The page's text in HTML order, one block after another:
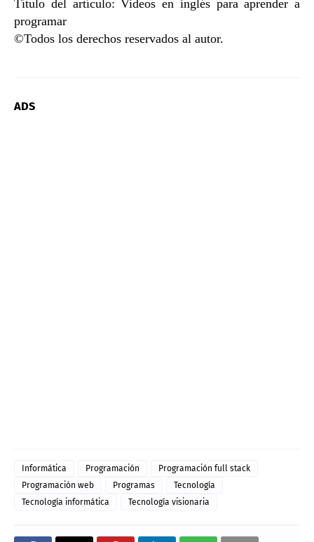
Título del artículo: Videos en inglés paraaprender a
programar
©Todos los derechos reservados al autor.
ADS
Informática Programación
Programación full stack
Programación web
Programas
Tecnología
Tecnología informática
Tecnología visionaria